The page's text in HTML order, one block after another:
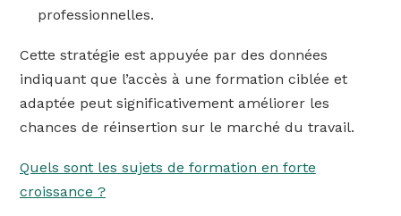
professionnelles.
Cette stratégie est appuyée par des données
indiquant que l’accès à une formation ciblée et
adaptée peut significativement améliorer les
chances de réinsertion sur le marché du travail.
Quels sont les sujets de formation en forte
croissance ?